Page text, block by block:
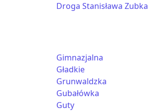
Droga Stanisława Zubka
Gimnazjalna
Gładkie
Grunwaldzka
Gubałówka
Guty